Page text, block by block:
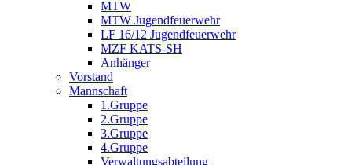
MTW
MTW Jugendfeuerwehr
LF 16/12 Jugendfeuerwehr
MZF KATS-SH
Anhänger
Vorstand
Mannschaft
1.Gruppe
2.Gruppe
3.Gruppe
4.Gruppe
Verwaltungsabteilung